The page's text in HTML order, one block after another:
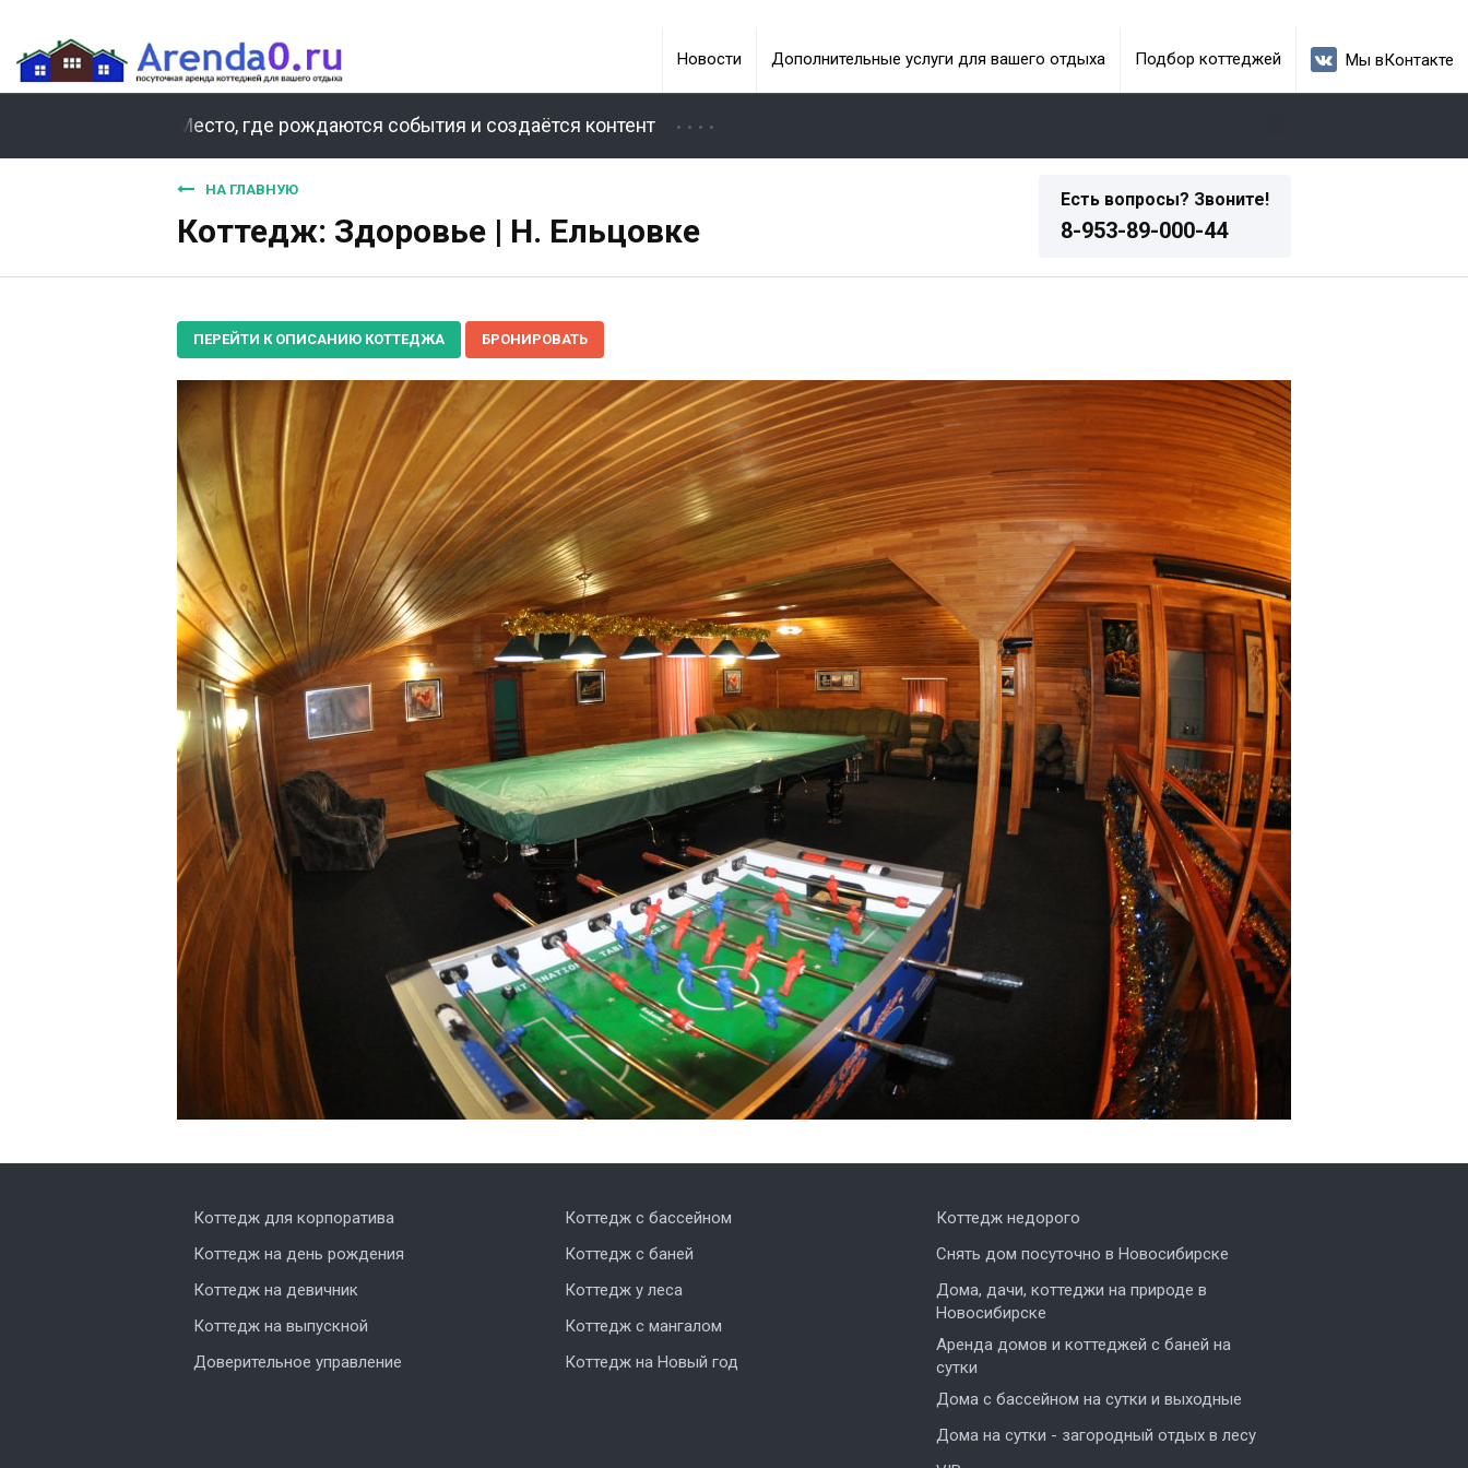
Новости Дополнительные услуги для вашего отдыха Подбор коттеджей Мы вКонтакте
Место, где рождаются события и создаётся контент
Есть вопросы? Звоните!
8-953-89-000-44
НА ГЛАВНУЮ
Коттедж: Здоровье | Н. Ельцовке
ПЕРЕЙТИ К ОПИСАНИЮ КОТТЕДЖА БРОНИРОВАТЬ
Коттедж для корпоратива
Коттедж на день рождения
Коттедж на девичник
Коттедж на выпускной
Доверительное управление
Коттедж с бассейном
Коттедж с баней
Коттедж у леса
Коттедж с мангалом
Коттедж на Новый год
Коттедж недорого
Снять дом посуточно в Новосибирске
Дома, дачи, коттеджи на природе в
Новосибирске
Аренда домов и коттеджей с баней на
сутки
Дома с бассейном на сутки и выходные
Дома на сутки - загородный отдых в лесу